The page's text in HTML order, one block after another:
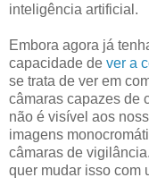
inteligência artificial.
Embora agora já
capacidade de ver a
se trata de ver em
câmaras capazes de
não é visível aos
imagens
câmaras de
quer mudar isso com